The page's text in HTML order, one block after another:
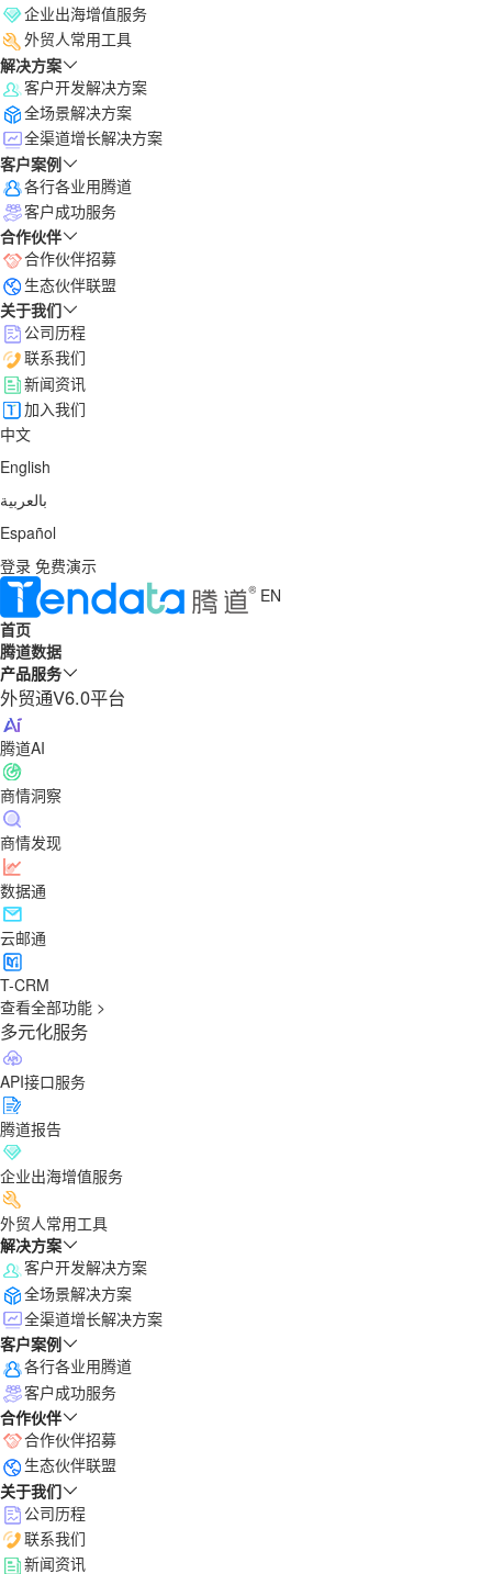
企业出海增值服务
外贸人常用工具
解决方案
客户开发解决方案
全场景解决方案
全渠道增长解决方案
客户案例
各行各业用腾道
客户成功服务
合作伙伴
合作伙伴招募
生态伙伴联盟
关于我们
公司历程
联系我们
新闻资讯
加入我们
中文
English
بالعربية
Español
登录 免费演示
EN
首页
腾道数据
产品服务
外贸通V6.0平台
腾道AI
商情洞察
商情发现
数据通
云邮通
T-CRM
查看全部功能 >
多元化服务
API接口服务
腾道报告
企业出海增值服务
外贸人常用工具
解决方案
客户开发解决方案
全场景解决方案
全渠道增长解决方案
客户案例
各行各业用腾道
客户成功服务
合作伙伴
合作伙伴招募
生态伙伴联盟
关于我们
公司历程
联系我们
新闻资讯